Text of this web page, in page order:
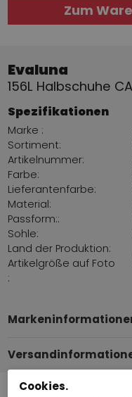
Zum
Evaluna
156L Halbschuhe
Spezifikationen
Marke :
Sortiment:
Artikelnummer:
Farbe:
Lieferantenfarbe:
Material:
Passform::
Sohle:
Land der Produktion:
Artikelgröße auf Foto
:
Cookies.